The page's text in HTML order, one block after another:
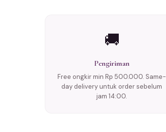
🚚
Pengiriman
Free ongkir min Rp 500.000. Same-
day delivery untuk order sebelum
jam 14:00.